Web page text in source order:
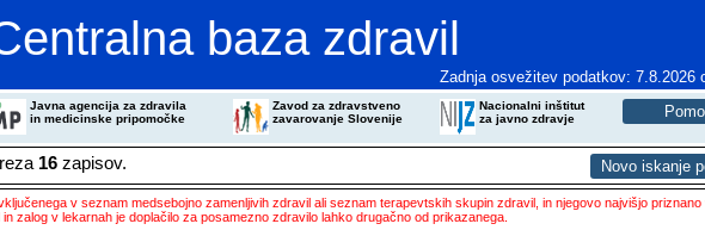
baza zdravil
Zadnja osvežitev podatkov: 7.8.2026
Javna agencija za zdravila
in medicinske pripomočke
Zavod za zdravstveno
zavarovanje Slovenije
Nacionalni inštitut
za javno zdravje
16 zapisov.
v seznam medsebojno zamenljivih zdravil ali seznam terapevtskih skupin zdravil, in njegovo najvišjo priznano
zalog v lekarnah je doplačilo za posamezno zdravilo lahko drugačno od prikazanega.